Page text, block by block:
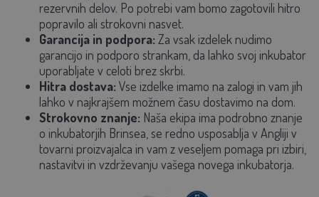
rezervnih delov. Po potrebi vam bomo zagotovili hitro
popravilo ali strokovni nasvet.
Garancija in podpora: Za vsak izdelek nudimo
garancijo in podporo strankam, da lahko svoj inkubator
uporabljate v celoti brez skrbi.
Hitra dostava: Vse izdelke imamo na zalogi in vam jih
lahko v najkrajšem možnem času dostavimo na dom.
Strokovno znanje: Naša ekipa ima podrobno znanje
o inkubatorjih Brinsea, se redno usposablja v Angliji v
tovarni proizvajalca in vam z veseljem pomaga pri izbiri,
nastavitvi in vzdrževanju vašega novega inkubatorja.